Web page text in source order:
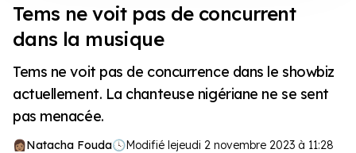
Tems ne voit pas de concurrent
dans la musique
Tems ne voit pas de concurrence dans le showbiz
actuellement. La chanteuse nigériane ne se sent
pas menacée.
Natacha Fouda🕓Modifié lejeudi 2 novembre 2023 à 11:28